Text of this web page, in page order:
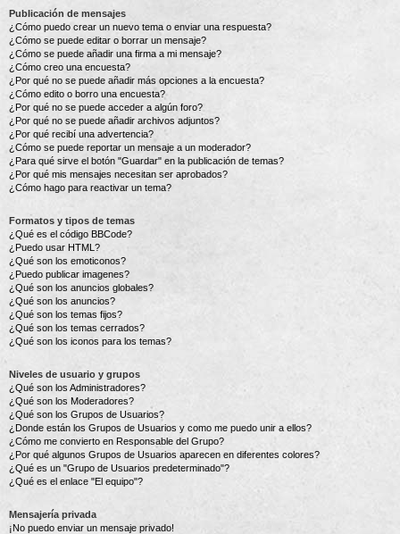
Publicación de mensajes
¿Cómo puedo crear un nuevo tema o enviar una respuesta?
¿Cómo se puede editar o borrar un mensaje?
¿Cómo se puede añadir una firma a mi mensaje?
¿Cómo creo una encuesta?
¿Por qué no se puede añadir más opciones a la encuesta?
¿Cómo edito o borro una encuesta?
¿Por qué no se puede acceder a algún foro?
¿Por qué no se puede añadir archivos adjuntos?
¿Por qué recibí una advertencia?
¿Cómo se puede reportar un mensaje a un moderador?
¿Para qué sirve el botón "Guardar" en la publicación de temas?
¿Por qué mis mensajes necesitan ser aprobados?
¿Cómo hago para reactivar un tema?
Formatos y tipos de temas
¿Qué es el código BBCode?
¿Puedo usar HTML?
¿Qué son los emoticonos?
¿Puedo publicar imagenes?
¿Qué son los anuncios globales?
¿Qué son los anuncios?
¿Qué son los temas fijos?
¿Qué son los temas cerrados?
¿Qué son los iconos para los temas?
Niveles de usuario y grupos
¿Qué son los Administradores?
¿Qué son los Moderadores?
¿Qué son los Grupos de Usuarios?
¿Donde están los Grupos de Usuarios y como me puedo unir a ellos?
¿Cómo me convierto en Responsable del Grupo?
¿Por qué algunos Grupos de Usuarios aparecen en diferentes colores?
¿Qué es un "Grupo de Usuarios predeterminado"?
¿Qué es el enlace "El equipo"?
Mensajería privada
¡No puedo enviar un mensaje privado!